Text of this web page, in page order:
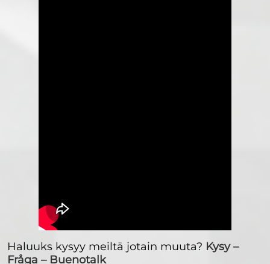
Haluuks kysyy meiltä jotain muuta? Kysy –
Fråga – Buenotalk